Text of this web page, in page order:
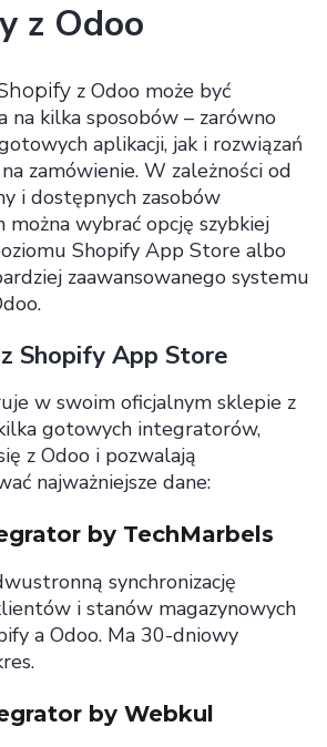
z Odoo
z Odoo może być
na kilka sposobów – zarówno
aplikacji, jak i rozwiązań
zamówienie. W zależności od
i dostępnych zasobów
można wybrać opcję szybkiej
Shopify App Store albo
zaawansowanego systemu
Shopify App Store
w swoim oficjalnym sklepie z
gotowych integratorów,
z Odoo i pozwalają
najważniejsze dane:
by TechMarbels
synchronizację
i stanów magazynowych
a Odoo. Ma 30-dniowy
by Webkul